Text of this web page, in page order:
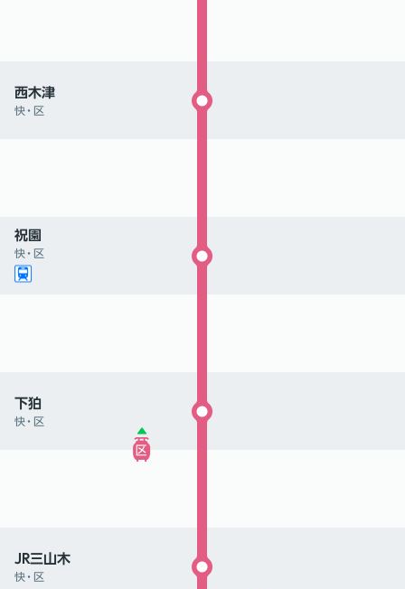
西木津
快・区
祝園
快・ 区
下狛
快・区
JR三山木
快・区